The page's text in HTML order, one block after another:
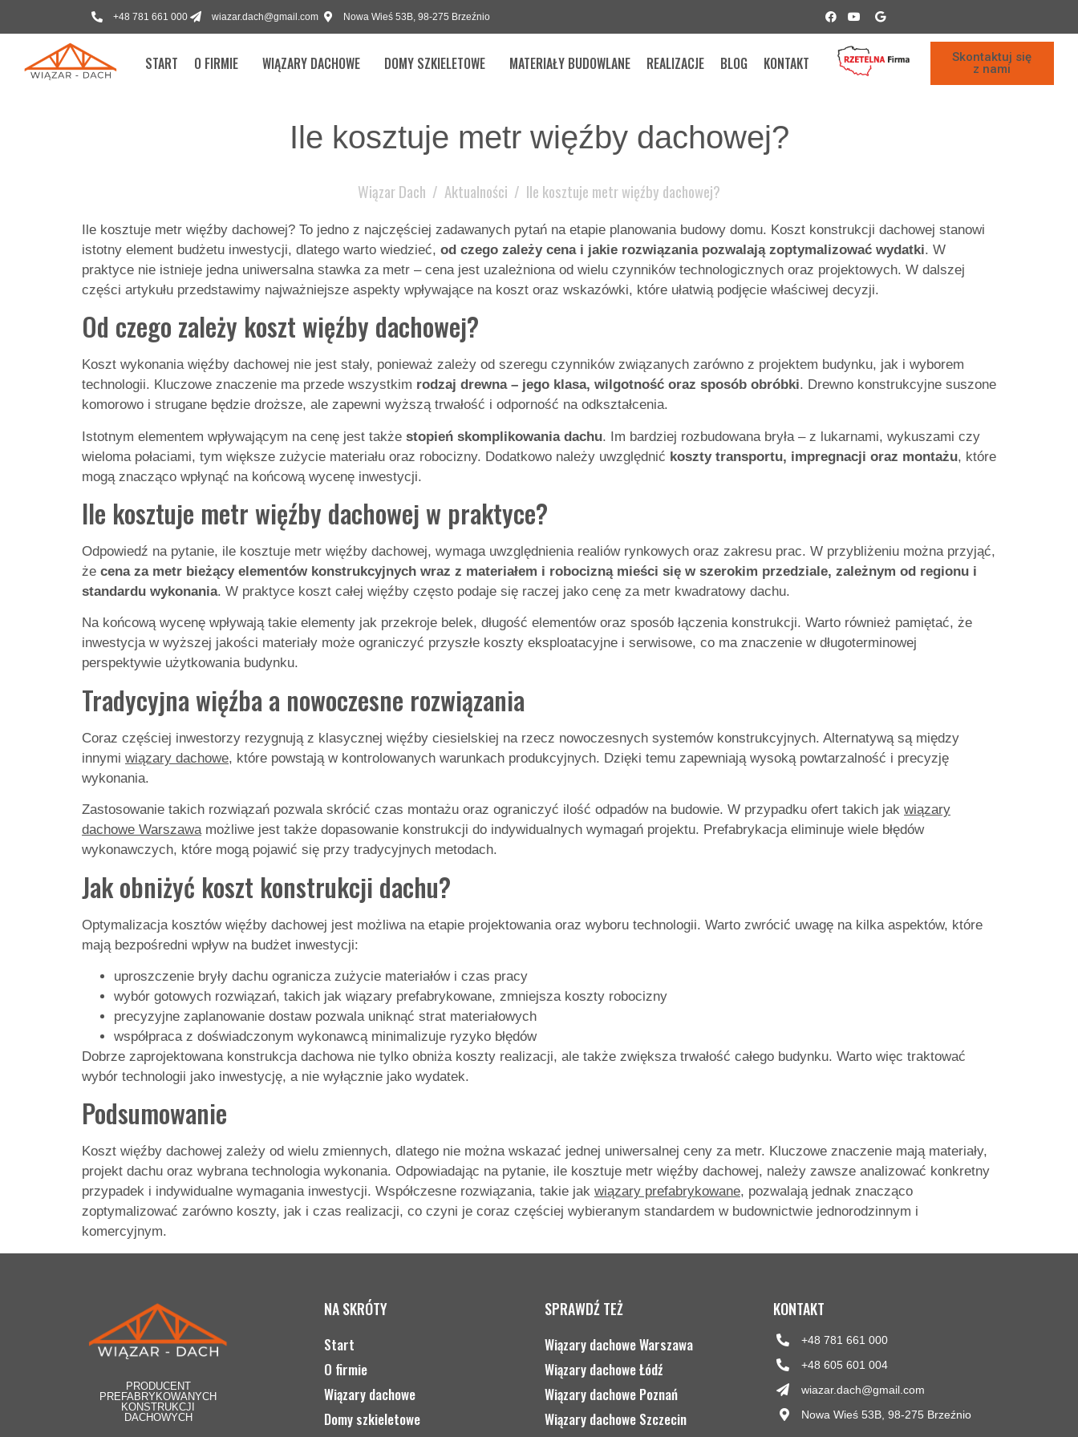
+48 781 661 000 wiazar.dach@gmail.com Nowa Wieś 53B, 98-275 Brzeźnio
START O FIRMIE WIĄZARY DACHOWE DOMY SZKIELETOWE MATERIAŁY BUDOWLANE REALIZACJE BLOG KONTAKT
Skontaktuj się
z nami
Ile kosztuje metr więźby dachowej?
Wiązar Dach Aktualności Ile kosztuje metr więźby dachowej?
Ile kosztuje metr więźby dachowej? To jedno z najczęściej zadawanych pytań na etapie planowania budowy domu. Koszt konstrukcji dachowej stanowi
istotny element budżetu inwestycji, dlatego warto wiedzieć, od czego zależy cena i jakie rozwiązania pozwalają zoptymalizować wydatki. W
praktyce nie istnieje jedna uniwersalna stawka za metr – cena jest uzależniona od wielu czynników technologicznych oraz projektowych. W dalszej
części artykułu przedstawimy najważniejsze aspekty wpływające na koszt oraz wskazówki, które ułatwią podjęcie właściwej decyzji.
Od czego zależy koszt więźby dachowej?
Koszt wykonania więźby dachowej nie jest stały, ponieważ zależy od szeregu czynników związanych zarówno z projektem budynku, jak i wyborem
technologii. Kluczowe znaczenie ma przede wszystkim rodzaj drewna – jego klasa, wilgotność oraz sposób obróbki. Drewno konstrukcyjne suszone
komorowo i strugane będzie droższe, ale zapewni wyższą trwałość i odporność na odkształcenia.
Istotnym elementem wpływającym na cenę jest także stopień skomplikowania dachu. Im bardziej rozbudowana bryła – z lukarnami, wykuszami czy
wieloma połaciami, tym większe zużycie materiału oraz robocizny. Dodatkowo należy uwzględnić koszty transportu, impregnacji oraz montażu, które
mogą znacząco wpłynąć na końcową wycenę inwestycji.
Ile kosztuje metr więźby dachowej w praktyce?
Odpowiedź na pytanie, ile kosztuje metr więźby dachowej, wymaga uwzględnienia realiów rynkowych oraz zakresu prac. W przybliżeniu można przyjąć,
że cena za metr bieżący elementów konstrukcyjnych wraz z materiałem i robocizną mieści się w szerokim przedziale, zależnym od regionu i
standardu wykonania. W praktyce koszt całej więźby często podaje się raczej jako cenę za metr kwadratowy dachu.
Na końcową wycenę wpływają takie elementy jak przekroje belek, długość elementów oraz sposób łączenia konstrukcji. Warto również pamiętać, że
inwestycja w wyższej jakości materiały może ograniczyć przyszłe koszty eksploatacyjne i serwisowe, co ma znaczenie w długoterminowej
perspektywie użytkowania budynku.
Tradycyjna więźba a nowoczesne rozwiązania
Coraz częściej inwestorzy rezygnują z klasycznej więźby ciesielskiej na rzecz nowoczesnych systemów konstrukcyjnych. Alternatywą są między
innymi wiązary dachowe, które powstają w kontrolowanych warunkach produkcyjnych. Dzięki temu zapewniają wysoką powtarzalność i precyzję
wykonania.
Zastosowanie takich rozwiązań pozwala skrócić czas montażu oraz ograniczyć ilość odpadów na budowie. W przypadku ofert takich jak wiązary
dachowe Warszawamożliwe jest także dopasowanie konstrukcji do indywidualnych wymagań projektu. Prefabrykacja eliminuje wiele błędów
wykonawczych, które mogą pojawić się przy tradycyjnych metodach.
Jak obniżyć koszt konstrukcji dachu?
Optymalizacja kosztów więźby dachowej jest możliwa na etapie projektowania oraz wyboru technologii. Warto zwrócić uwagę na kilka aspektów, które
mają bezpośredni wpływ na budżet inwestycji:
uproszczenie bryły dachu ogranicza zużycie materiałów i czas pracy
wybór gotowych rozwiązań, takich jak wiązary prefabrykowane, zmniejsza koszty robocizny
precyzyjne zaplanowanie dostaw pozwala uniknąć strat materiałowych
współpraca z doświadczonym wykonawcą minimalizuje ryzyko błędów
Dobrze zaprojektowana konstrukcja dachowa nie tylko obniża koszty realizacji, ale także zwiększa trwałość całego budynku. Warto więc traktować
wybór technologii jako inwestycję, a nie wyłącznie jako wydatek.
Podsumowanie
Koszt więźby dachowej zależy od wielu zmiennych, dlatego nie można wskazać jednej uniwersalnej ceny za metr. Kluczowe znaczenie mają materiały,
projekt dachu oraz wybrana technologia wykonania. Odpowiadając na pytanie, ile kosztuje metr więźby dachowej, należy zawsze analizować konkretny
przypadek i indywidualne wymagania inwestycji. Współczesne rozwiązania, takie jak wiązary prefabrykowane, pozwalają jednak znacząco
zoptymalizować zarówno koszty, jak i czas realizacji, co czyni je coraz częściej wybieranym standardem w budownictwie jednorodzinnym i
komercyjnym.
PRODUCENT
PREFABRYKOWANYCH
KONSTRUKCJI
DACHOWYCH
NA SKRÓTY
Start
O firmie
Wiązary dachowe
Domy szkieletowe
SPRAWDŹ TEŻ
Wiązary dachowe Warszawa
Wiązary dachowe Łódź
Wiązary dachowe Poznań
Wiązary dachowe Szczecin
KONTAKT
+48 781 661 000
+48 605 601 004
wiazar.dach@gmail.com
Nowa Wieś 53B, 98-275 Brzeźnio